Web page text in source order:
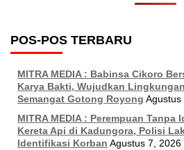
POS-POS TERBARU
MITRA MEDIA : Babinsa Cikoro
Karya Bakti, Wujudkan
Semangat Gotong Royong Agustus
MITRA MEDIA : Perempuan Tanpa
Kereta Api di Kadungora, Polisi
Identifikasi Korban Agustus 7, 2026